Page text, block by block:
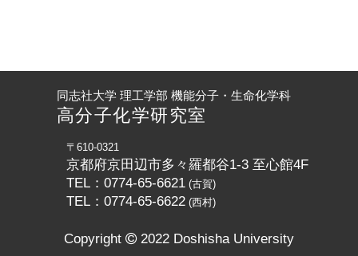
同志社大学 理工学部 機能分子・生命化学科
高分子化学研究室
〒610-0321
京都府京田辺市多々羅都谷1-3 至心館4F
TEL：0774-65-6621(古賀)
TEL：0774-65-6622(西村)
Copyright
2022 Doshisha University